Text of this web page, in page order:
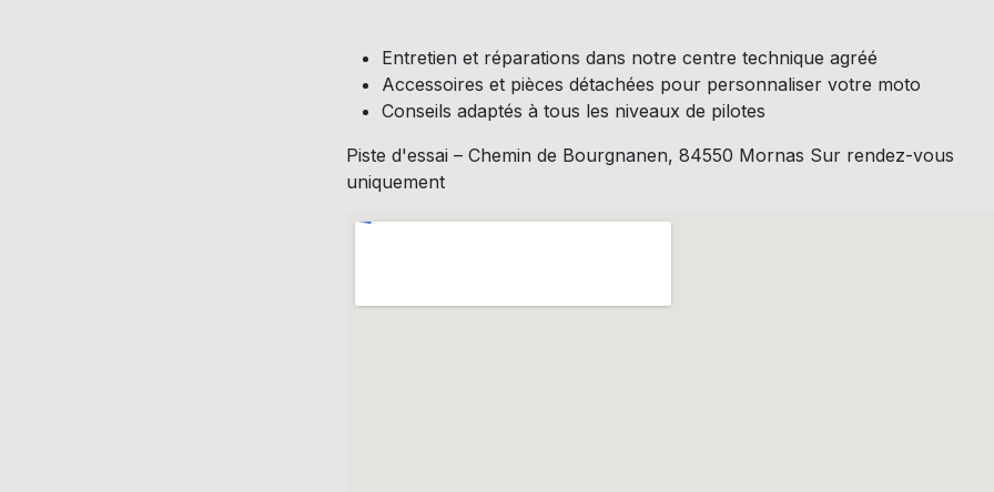
Entretien et réparations dans notre centre technique agréé
Accessoires et pièces détachées pour personnaliser votre moto
Conseils adaptés à tous les niveaux de pilotes
Piste d'essai – Chemin de Bourgnanen, 84550 Mornas Sur rendez-vous
uniquement